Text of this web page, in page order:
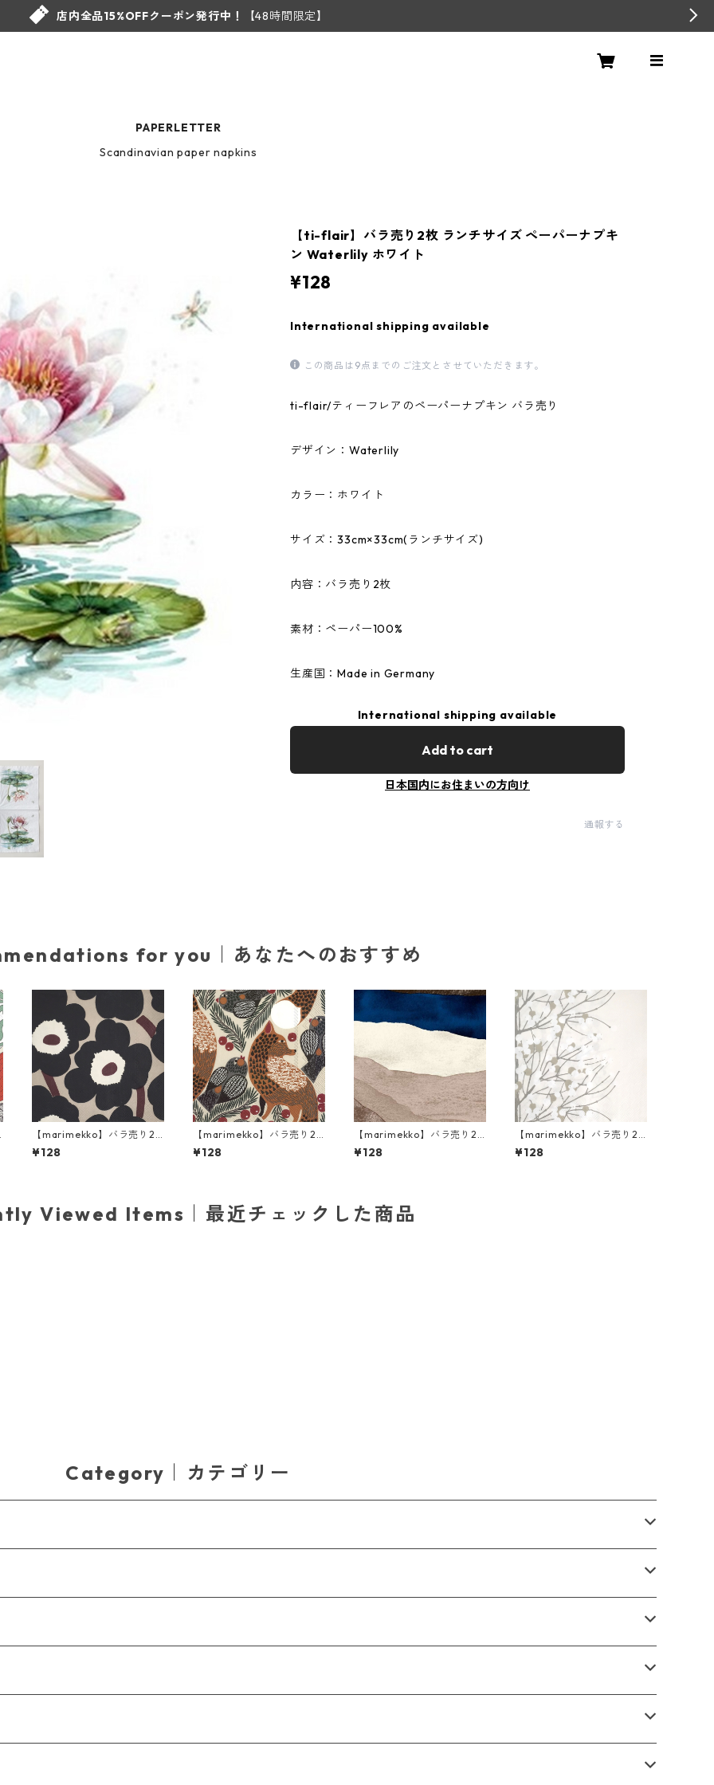
店内全品15%OFFクーポン発行中！ 【48時間限定】
PAPERLETTER
Scandinavian paper napkins
【ti-flair】バラ売り2枚 ランチサイズ ペーパーナプキ
ン Waterlily ホワイト
¥128
International shipping available
この商品は9点までのご注文とさせていただきます。
ti-flair/ティーフレアのペーパーナプキン バラ売り
デザイン：Waterlily
カラー：ホワイト
サイズ：33cm×33cm(ランチサイズ)
内容：バラ売り2枚
素材：ペーパー100%
生産国：Made in Germany
International shipping available
Add to cart
日本国内にお住まいの方向け
通報する
for you｜あなたへのおすすめ
【marimekko】バラ売り2
枚 ランチサイズ ペーパーナ
プキン UNIKKO ブルー×リ
¥128
【marimekko】バラ売り2
枚 ランチサイズ ペーパーナ
プキン KETUNMARJA リネ
¥128
【marimekko】バラ売り2
枚 ランチサイズ ペーパーナ
プキン JOIKU クリームxブ
¥128
【marimekko】バラ売り2
枚 ランチサイズ ペーパーナ
プキン LUMIMARJA パール
¥128
Viewed Items｜最近チェックした商品
Category｜カテゴリー